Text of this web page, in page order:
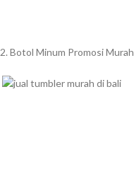
2. Botol Minum Promosi Murah